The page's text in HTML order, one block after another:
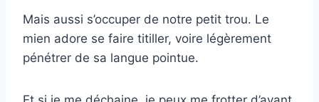
Mais aussi s’occuper de notre petit trou. Le
mien adore se faire titiller, voire légèrement
pénétrer de sa langue pointue.